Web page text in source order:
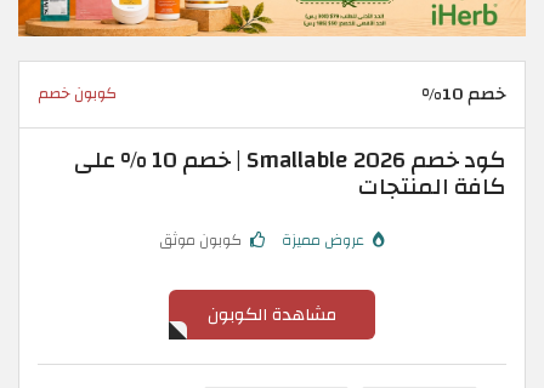
خصم 10% كوبون خصم
كود خصم Smallable 2026 | خصم 10 % على
كافة المنتجات
عروض مميزة كوبون موثق
مشاهدة الكوبون